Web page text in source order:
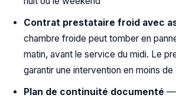
Contrat prestataire froid avec
chambre froide peut tomber en
matin, avant le service du midi. Le
garantir une intervention en moins de
Plan de continuité documenté —